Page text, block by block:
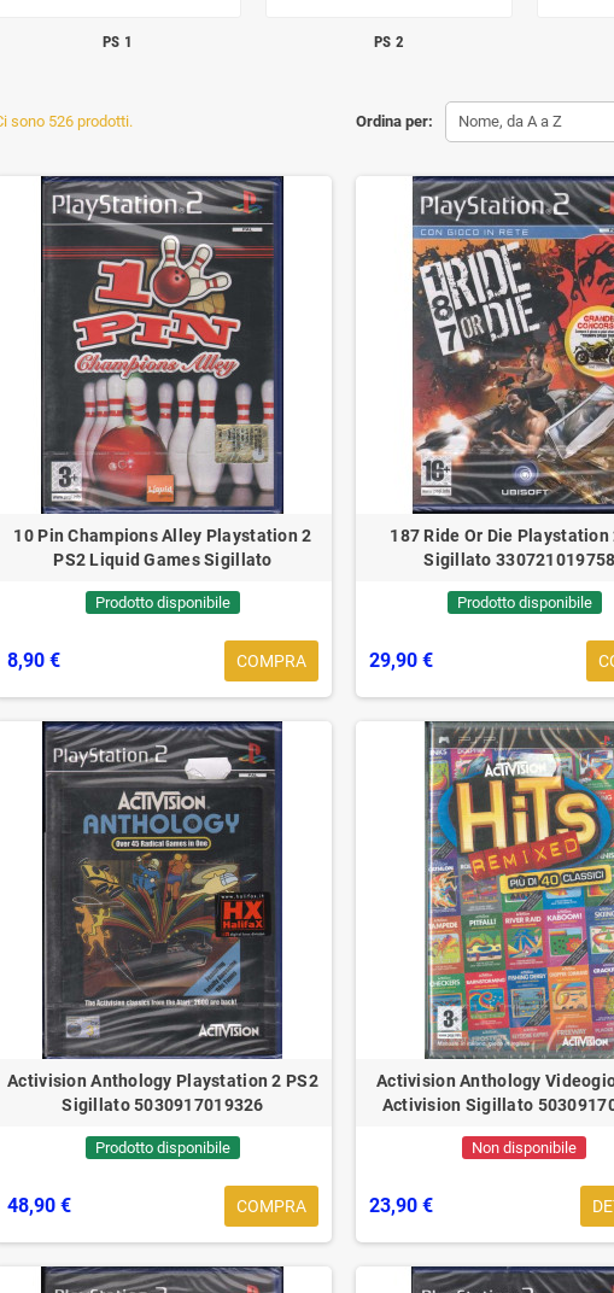
‎‎‎Lp Underpop Vinyl Limited
Edition ‎Sigillato
56,90 € 59,90 €
Francesco Di Bella LP Vinile 'O
Diavolo / Limited Edition Canzonetta
‎Sigillato
35,90 €
24
PS 1 PS 2
Ordina per: Nome, da A a Z
sono 526 prodotti.
10 Pin Champions Alley Playstation 2
PS2 Liquid Games Sigillato
Prodotto disponibile
8,90 € COMPRA
187 Ride Or Die Playstation
Sigillato
Prodotto disponibile
29,90 €
Activision Anthology Playstation 2 PS2
Sigillato 5030917019326
Prodotto disponibile
48,90 € COMPRA
Activision Anthology
Activision Sigillato
Non disponibile
23,90 €